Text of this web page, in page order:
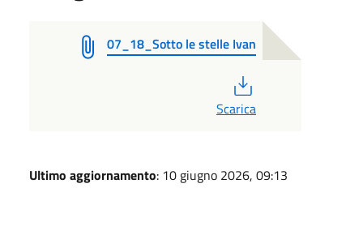
07_18_Sotto le stelle Ivan
Scarica
Ultimo aggiornamento: 10 giugno 2026, 09:13